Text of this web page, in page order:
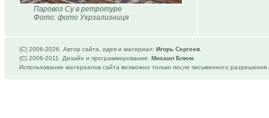
Паровоз Су в ретротуре
Фото: фото Укрзализниця
(C) 2006-2026. Автор сайта, идея и материал: Игорь Сергеев
(C) 2006-2011. Дизайн и программирование: Михаил Блюм
Использование материалов сайта возможно только после письменного разрешения